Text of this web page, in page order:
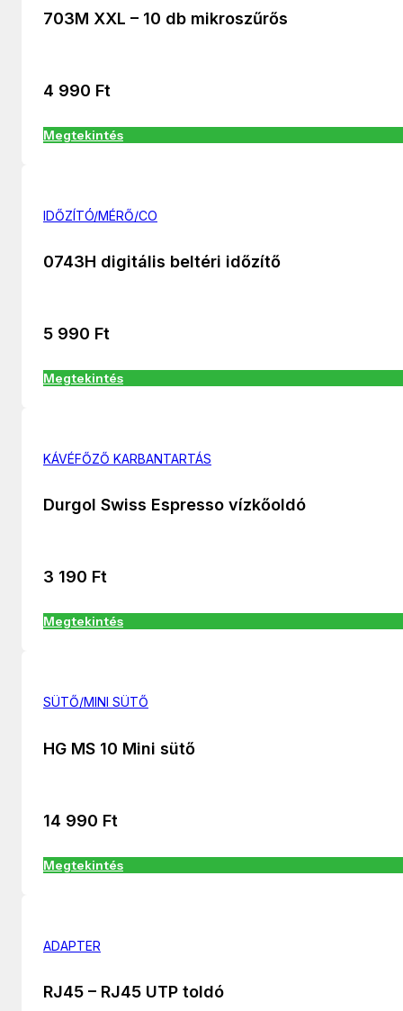
703M XXL – 10 db mikroszűrős
4 990 Ft
Megtekintés
IDŐZÍTÓ/MÉRŐ/CO
0743H digitális beltéri időzítő
5 990 Ft
Megtekintés
KÁVÉFŐZŐ KARBANTARTÁS
Durgol Swiss Espresso vízkőoldó
3 190 Ft
Megtekintés
SÜTŐ/MINI SÜTŐ
HG MS 10 Mini sütő
14 990 Ft
Megtekintés
ADAPTER
RJ45 – RJ45 UTP toldó